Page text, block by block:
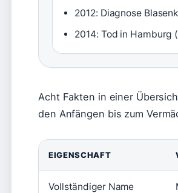
2012: Diagnose
2014: Tod in Hamburg (
Acht Fakten in einer
den Anfängen bis zum
EIGENSCHAFT
Vollständiger Name